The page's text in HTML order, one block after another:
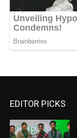
EDITOR PICKS